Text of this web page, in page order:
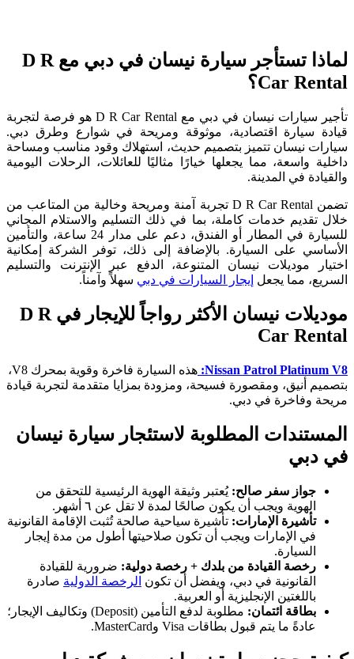
لماذا تستأجر سيارة نيسان في دبي مع D R
Car Rental؟
تأجير سيارات نيسان في دبي مع D R Car Rental هو فرصة لتجربة
قيادة سيارة اقتصادية، موثوقة ومريحة في شوارع وطرق دبي.
سيارات نيسان تتميز بتصميم حديث، استهلاك وقود مناسب ومساحة
داخلية واسعة، مما يجعلها خيارًا مثاليًا للعائلات، الرحلات اليومية
والقيادة في المدينة.
تضمن D R Car Rental تجربة آمنة ومريحة وخالية من المتاعب من
خلال تقديم خدمات كاملة، بما في ذلك التسليم والاستلام المجاني
للسيارة في المطار أو الفندق، دعم على مدار 24 ساعة، والتأمين
الأساسي على السيارة. بالإضافة إلى ذلك، توفر الشركة إمكانية
اختيار موديلات نيسان المتنوعة، الدفع عبر الإنترنت والتسليم
السريع، مما يجعل إيجار السيارات في دبي سهلاً وآمناً.
موديلات نيسان الأكثر رواجاً للإيجار في D R
Car Rental
Nissan Patrol Platinum V8:
هذه السيارة فاخرة وقوية بمحرك V8،
بتصميم أنيق، ومقصورة فسيحة، ومزودة بمزايا متقدمة لتجربة قيادة
مريحة وفاخرة في دبي.
المستندات المطلوبة لاستئجار سيارة نيسان
في دبي
جواز سفر صالح: يُعتبر وثيقة الهوية الرئيسية للتحقق من
الهوية ويجب أن يكون صالحًا لمدة لا تقل عن ٦ أشهر.
تأشيرة الإمارات: تأشيرة سياحية صالحة تُثبت الإقامة القانونية
في الإمارات ويجب أن تكون صلاحيتها أطول من مدة إيجار
السيارة.
رخصة القيادة من بلدك + رخصة دولية: ضرورية للقيادة
القانونية في دبي، ويفضل أن تكون الرخصة الدولية صادرة
باللغتين الإنجليزية أو العربية.
بطاقة ائتمان:
مطلوبة لدفع التأمين (Deposit) وتكاليف الإيجار؛
عادةً ما يتم قبول بطاقات Visa وMasterCard.